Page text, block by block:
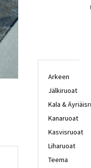
Arkeen
Jälkiruoat
Kala &
Kanaruoat
Kasvisruoat
Liharuoat
Teema